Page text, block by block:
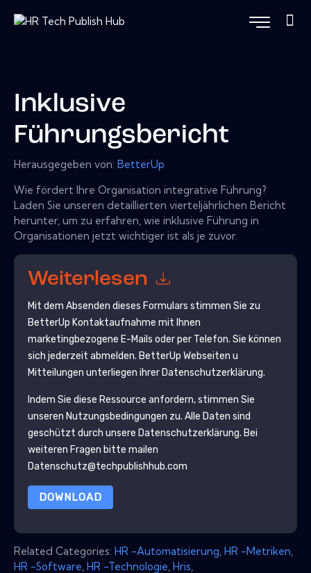
Inklusive
Führungsbericht
Herausgegeben von: BetterUp
Wie fördert Ihre Organisation integrative Führung?
Laden Sie unseren detaillierten vierteljährlichen Bericht
herunter, um zu erfahren, wie inklusive Führung in
Organisationen jetzt wichtiger ist als je zuvor.
Weiterlesen
Mit dem Absenden dieses Formulars stimmen Sie zu
BetterUp Kontaktaufnahme mit Ihnen
marketingbezogene E-Mails oder per Telefon. Sie können
sich jederzeit abmelden. BetterUp Webseiten u
Mitteilungen unterliegen ihrer Datenschutzerklärung.
Indem Sie diese Ressource anfordern, stimmen Sie
unseren Nutzungsbedingungen zu. Alle Daten sind
geschützt durch unsere Datenschutzerklärung. Bei
weiteren Fragen bitte mailen
Datenschutz@techpublishhub.com
DOWNLOAD
Related Categories: HR -Automatisierung HR -Metriken
HR -Software HR -Technologie Hris